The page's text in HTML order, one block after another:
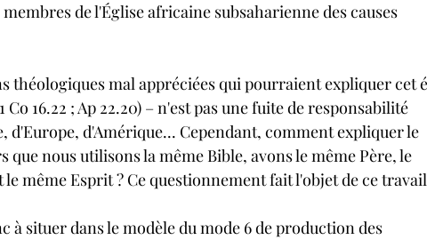
de l'Église africaine subsaharienne des causes
théologiques mal appréciées qui pourraient expliquer cet
16.22 ; Ap 22.20) – n'est pas une fuite de responsabilité
d'Europe, d'Amérique... Cependant, comment expliquer le
que nous utilisons la même Bible, avons le même Père, le
le même Esprit ? Ce questionnement fait l'objet de ce
à situer dans le modèle du mode 6 de production des